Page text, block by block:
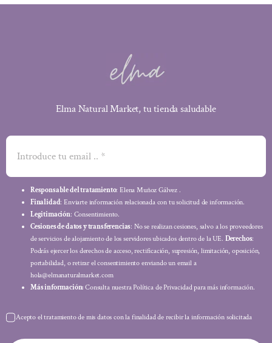
Elma Natural Market, tu tienda saludable
Responsable del tratamiento: Elena Muñoz Gálvez .
Finalidad: Enviarte información relacionada con tu solicitud de información.
Legitimación: Consentimiento.
Cesiones de datos y transferencias: No se realizan cesiones, salvo a los proveedores
de servicios de alojamiento de los servidores ubicados dentro de la UE. Derechos:
Podrás ejercer los derechos de acceso, rectificación, supresión, limitación, oposición,
portabilidad, o retirar el consentimiento enviando un email a
hola@elmanaturalmarket.com
Más información: Consulta nuestra Política de Privacidad para más información.
Acepto el tratamiento de mis datos con la finalidad de recibir la información solicitada